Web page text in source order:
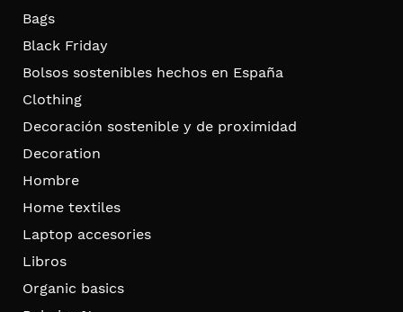
Bags
Black Friday
Bolsos sostenibles hechos en España
Clothing
Decoración sostenible y de proximidad
Decoration
Hombre
Home textiles
Laptop accesories
Libros
Organic basics